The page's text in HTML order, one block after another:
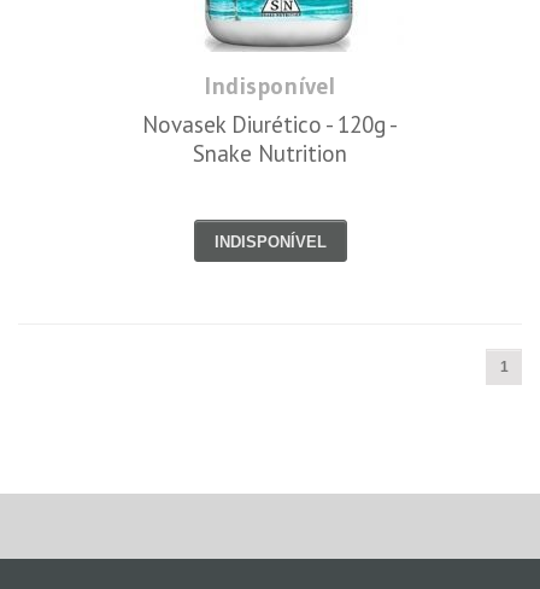
Indisponível
Novasek Diurético - 120g -
Snake Nutrition
INDISPONÍVEL
1